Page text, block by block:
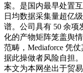
案。是国内最早处置
日均数据采集量超亿
谱。公司具有 50 余项
化的产物矩阵笼盖舆
范畴，Mediaforce 凭
据此操做者风险自担
本文为本网坐出于贸